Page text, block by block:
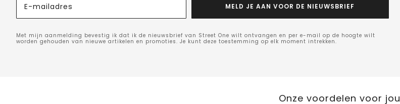
E-mailadres MELD JE AAN VOOR DE NIEUWSBRIEF
Met mijn aanmelding bevestig ik dat ik de nieuwsbrief van Street One wilt ontvangen en per e-mail op de hoogte wilt
worden gehouden van nieuwe artikelen en promoties. Je kunt deze toestemming op elk moment intrekken.
Onze voordelen voor jou